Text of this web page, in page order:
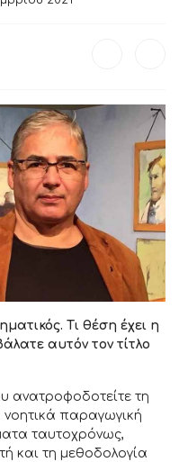
Τι θέση έχει η
αυτόν τον τίτλο
ανατροφοδοτείτε τη
παραγωγική
ταυτοχρόνως,
και τη μεθοδολογία